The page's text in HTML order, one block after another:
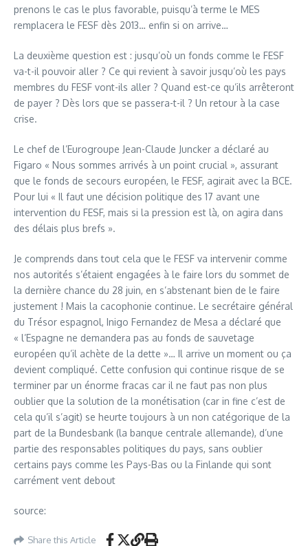
prenons le cas le plus favorable, puisqu’à terme le MES
remplacera le FESF dès 2013… enfin si on arrive…
La deuxième question est : jusqu’où un fonds comme le FESF
va-t-il pouvoir aller ? Ce qui revient à savoir jusqu’où les pays
membres du FESF vont-ils aller ? Quand est-ce qu’ils arrêteront
de payer ? Dès lors que se passera-t-il ? Un retour à la case
crise.
Le chef de l’Eurogroupe Jean-Claude Juncker a déclaré au
Figaro « Nous sommes arrivés à un point crucial », assurant
que le fonds de secours européen, le FESF, agirait avec la BCE.
Pour lui « Il faut une décision politique des 17 avant une
intervention du FESF, mais si la pression est là, on agira dans
des délais plus brefs ».
Je comprends dans tout cela que le FESF va intervenir comme
nos autorités s’étaient engagées à le faire lors du sommet de
la dernière chance du 28 juin, en s’abstenant bien de le faire
justement ! Mais la cacophonie continue. Le secrétaire général
du Trésor espagnol, Inigo Fernandez de Mesa a déclaré que
« l’Espagne ne demandera pas au fonds de sauvetage
européen qu’il achète de la dette »… Il arrive un moment ou ça
devient compliqué. Cette confusion qui continue risque de se
terminer par un énorme fracas car il ne faut pas non plus
oublier que la solution de la monétisation (car in fine c’est de
cela qu’il s’agit) se heurte toujours à un non catégorique de la
part de la Bundesbank (la banque centrale allemande), d’une
partie des responsables politiques du pays, sans oublier
certains pays comme les Pays-Bas ou la Finlande qui sont
carrément vent debout
source:
Share this Article